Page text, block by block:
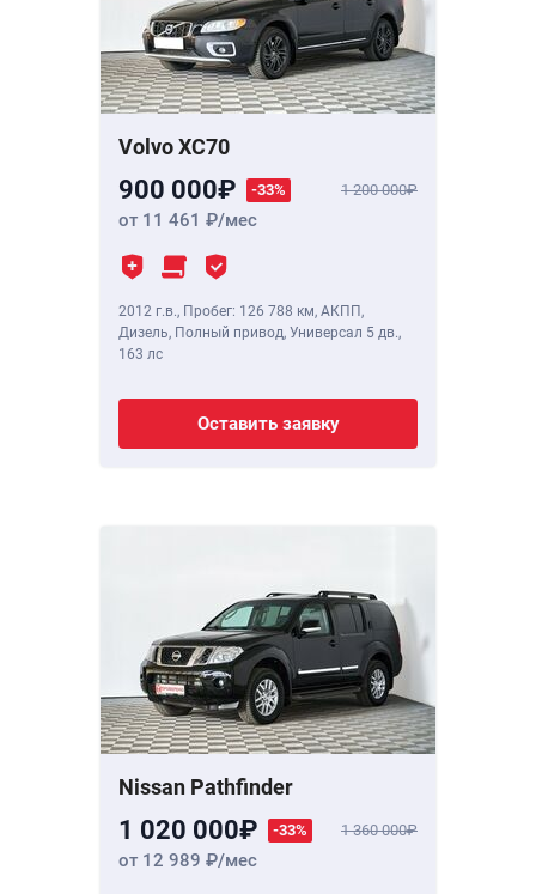
Volvo XC70
900 000 -33% 1 200 000
от 11 461 /мес
2012 г.в., Пробег: 126 788 км, АКПП,
Дизель, Полный привод, Универсал 5 дв.,
163 лс
Оставить заявку
Nissan Pathfinder
1 020 000 -33% 1 360 000
от 12 989 /мес